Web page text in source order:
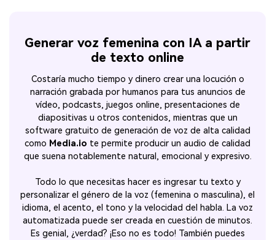
Generar voz femenina con IA a partir
de texto online
Costaría mucho tiempo y dinero crear una locución o
narración grabada por humanos para tus anuncios de
vídeo, podcasts, juegos online, presentaciones de
diapositivas u otros contenidos, mientras que un
software gratuito de generación de voz de alta calidad
como Media.io te permite producir un audio de calidad
que suena notablemente natural, emocional y expresivo.
Todo lo que necesitas hacer es ingresar tu texto y
personalizar el género de la voz (femenina o masculina), el
idioma, el acento, el tono y la velocidad del habla. La voz
automatizada puede ser creada en cuestión de minutos.
Es genial, ¿verdad? ¡Eso no es todo! También puedes